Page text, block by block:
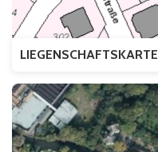
LIEGENSCHAFTSKARTE